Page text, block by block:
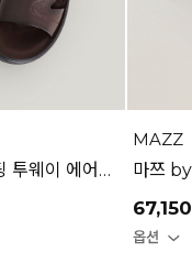
마쯔 by 엘칸토 남성 사이드 컷팅 투웨이 에어솔 샌들 3cm LCMW55M626
MAZZ
67,150